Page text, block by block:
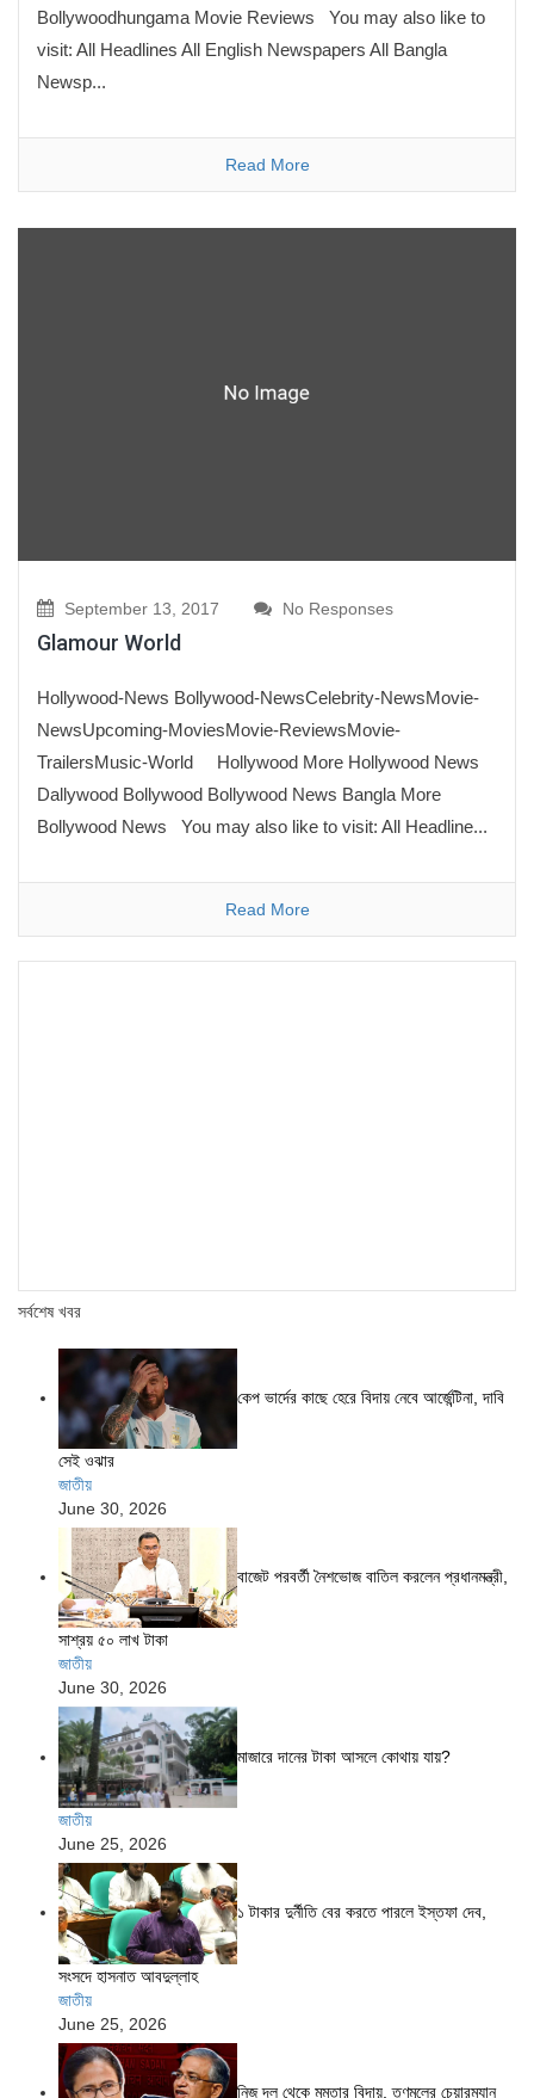
Bollywoodhungama Movie Reviews You may also like to
visit: All Headlines All English Newspapers All Bangla
Newsp...
Read More
September 13, 2017 No Responses
Glamour World
Hollywood-News Bollywood-NewsCelebrity-NewsMovie-
NewsUpcoming-MoviesMovie-ReviewsMovie-
TrailersMusic-World Hollywood More Hollywood News
Dallywood Bollywood Bollywood News Bangla More
Bollywood News You may also like to visit: All Headline...
Read More
সর্বশেষ খবর
কেপ ভার্দের কাছে হেরে বিদায় নেবে আর্জেন্টিনা, দাবি
সেই ওঝার
জাতীয়
June 30, 2026
বাজেট পরবর্তী নৈশভোজ বাতিল করলেন প্রধানমন্ত্রী,
সাশ্রয় ৫০ লাখ টাকা
জাতীয়
June 30, 2026
মাজারে দানের টাকা আসলে কোথায় যায়?
জাতীয়
June 25, 2026
১ টাকার দুর্নীতি বের করতে পারলে ইস্তফা দেব,
সংসদে হাসনাত আবদুল্লাহ
জাতীয়
June 25, 2026
নিজ দল থেকে মমতার বিদায়, তৃণমূলের চেয়ারম্যান